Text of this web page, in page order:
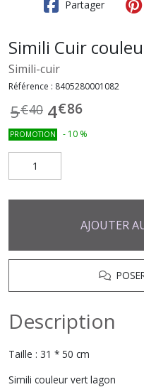
Partager
Simili Cuir
Simili-cuir
Référence : 8405280001082
5€40 4€86
PROMOTION - 10 %
AJOUTER
Description
Taille : 31 * 50 cm
Simili couleur vert lagon